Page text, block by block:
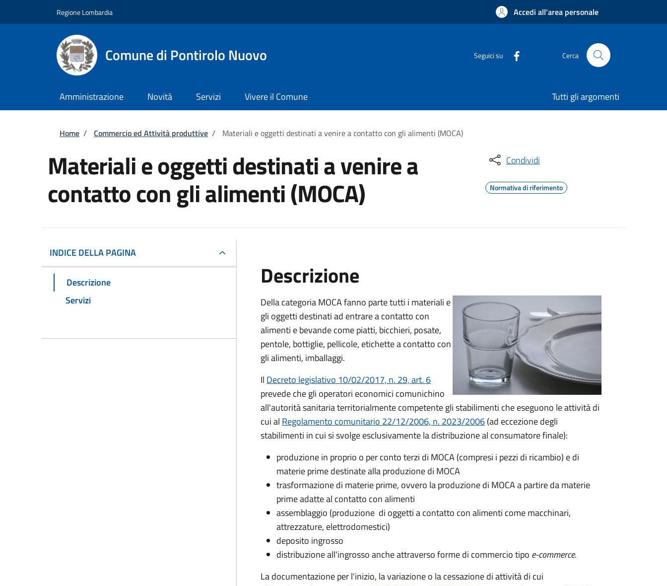
Regione Lombardia Accedi all'area personale
Comune di Pontirolo Nuovo Seguici su Cerca
Amministrazione Novità Servizi Vivere il Comune Tutti gli argomenti
Briciole di pane
Home / Commercio ed Attività produttive / Materiali e oggetti destinati a venire a contatto con gli alimenti (MOCA)
Materiali e oggetti destinati a venire a
contatto con gli alimenti (MOCA)
Condividi
Normativa di riferimento
INDICE DELLA PAGINA
Descrizione
Servizi
Descrizione
Della categoria MOCA fanno parte tutti i materiali e
gli oggetti destinati ad entrare a contatto con
alimenti e bevande come piatti, bicchieri, posate,
pentole, bottiglie, pellicole, etichette a contatto con
gli alimenti, imballaggi.
Il Decreto legislativo 10/02/2017, n. 29, art. 6
prevede che gli operatori economici comunichino
all'autorità sanitaria territorialmente competente gli stabilimenti che eseguono le attività di
cui al Regolamento comunitario 22/12/2006, n. 2023/2006(ad eccezione degli
stabilimenti in cui si svolge esclusivamente la distribuzione al consumatore finale):
produzione in proprio o per conto terzi di MOCA (compresi i pezzi di ricambio) e di
materie prime destinate alla produzione di MOCA
trasformazione di materie prime, ovvero la produzione di MOCA a partire da materie
prime adatte al contatto con alimenti
assemblaggio (produzione di oggetti a contatto con alimenti come macchinari,
attrezzature, elettrodomestici)
deposito ingrosso
distribuzione all'ingrosso anche attraverso forme di commercio tipo e-commerce.
La documentazione per l'inizio, la variazione o la cessazione di attività di cui